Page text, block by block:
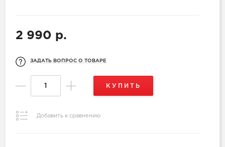
2 990 р.
ЗАДАТЬ ВОПРОС О ТОВАРЕ
КУПИТЬ
Добавить к сравнению